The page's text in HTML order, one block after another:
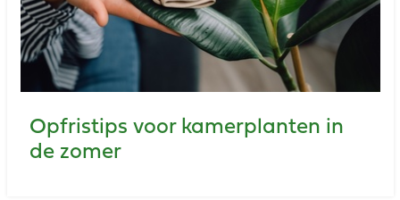
Opfristips voor kamerplanten in
de zomer